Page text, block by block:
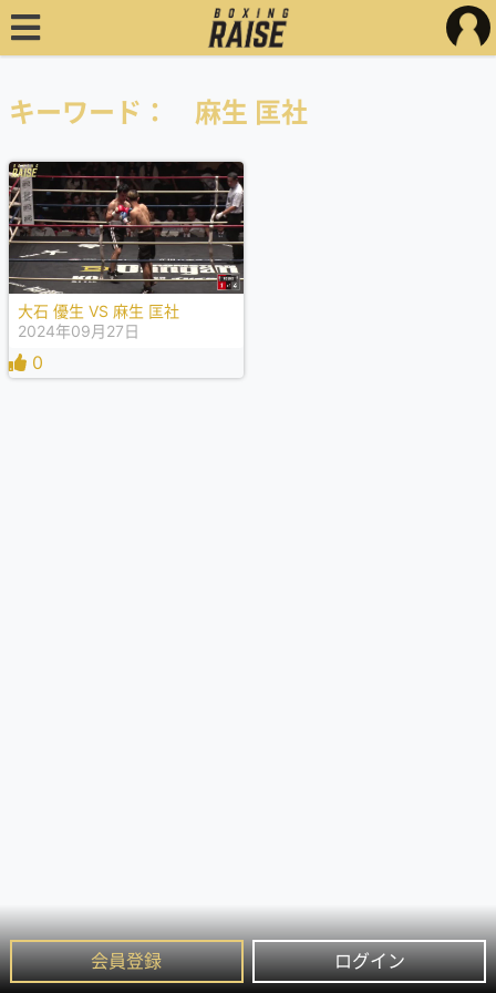
会員登録 ログイン
キーワード： 麻生 匡社
大石 優生 VS 麻生 匡社
2024年09月27日
0